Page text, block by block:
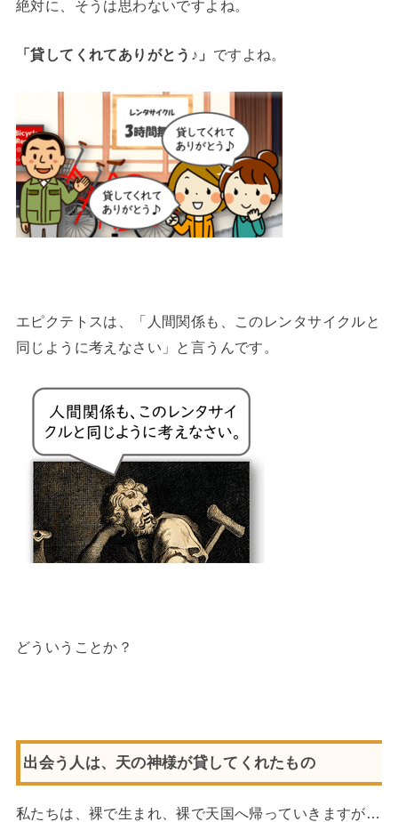
絶対に、そうは思わないですよね。
「貸してくれてありがとう♪」 ですよね。
エピクテトスは、「人間関係も、このレンタサイクルと
同じように考えなさい」と言うんです。
どういうことか？
出会う人は、天の神様が貸してくれたもの
私たちは、裸で生まれ、裸で天国へ帰っていきますが…